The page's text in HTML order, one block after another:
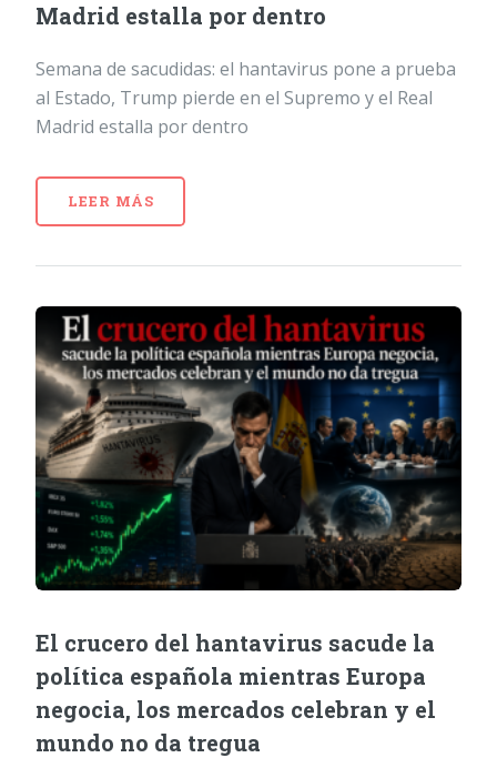
Madrid estalla por dentro
Semana de sacudidas: el hantavirus pone a prueba
al Estado, Trump pierde en el Supremo y el Real
Madrid estalla por dentro
LEER MÁS
El crucero del hantavirus sacude la
política española mientras Europa
negocia, los mercados celebran y el
mundo no da tregua